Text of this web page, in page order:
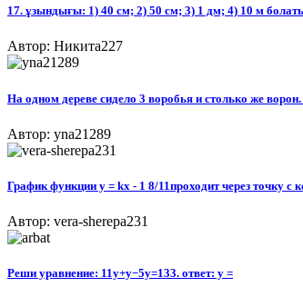
17. ұзындығы: 1) 40 см; 2) 50 см; 3) 1 дм; 4) 10 м
Автор: Никита227
На одном дереве сидело 3 воробья и столько же
Автор: yna21289
График функции у = kx - 1 8/11проходит через точку
Автор: vera-sherepa231
Реши уравнение: 11y+y−5y=133. ответ: y =